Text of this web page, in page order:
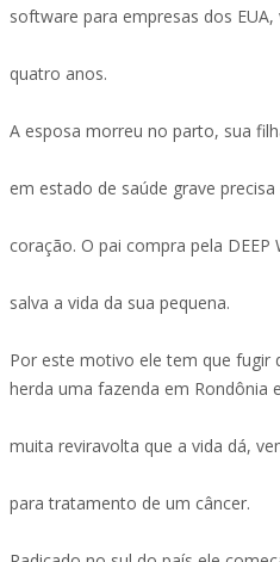
software para empresas dos
quatro anos.
A esposa morreu no parto, sua
em estado de saúde grave
coração. O pai compra pela DEEP
salva a vida da sua pequena.
Por este motivo ele tem que fugir
herda uma fazenda em Rondônia
muita reviravolta que a vida dá,
para tratamento de um câncer.